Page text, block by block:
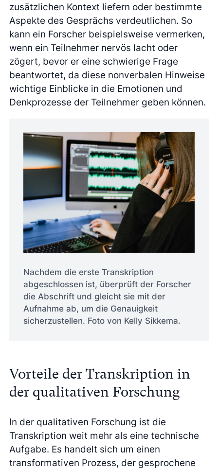
zusätzlichen Kontext liefern oder bestimmte
Aspekte des Gesprächs verdeutlichen. So
kann ein Forscher beispielsweise vermerken,
wenn ein Teilnehmer nervös lacht oder
zögert, bevor er eine schwierige Frage
beantwortet, da diese nonverbalen Hinweise
wichtige Einblicke in die Emotionen und
Denkprozesse der Teilnehmer geben können.
Nachdem die erste Transkription
abgeschlossen ist, überprüft der Forscher
die Abschrift und gleicht sie mit der
Aufnahme ab, um die Genauigkeit
sicherzustellen. Foto von Kelly Sikkema.
Vorteile der Transkription in
der qualitativen Forschung
In der qualitativen Forschung ist die
Transkription weit mehr als eine technische
Aufgabe. Es handelt sich um einen
transformativen Prozess, der gesprochene